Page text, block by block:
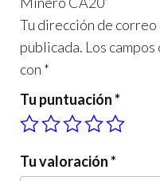
Tu dirección de
publicada. Los
con *
Tu puntuación*
Tu valoración*